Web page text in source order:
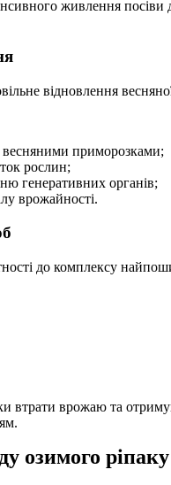
живлення
відновлення весняної
весняними приморозками;
рослин;
генеративних органів;
врожайності.
до комплексу
врожаю та
озимого